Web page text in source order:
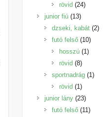
rövid 2424
junior fiú 1313
termék
dzseki, kabát 22
futó felső 1010
termék
hosszú 11
rövid 88
termék
sportnadrág 11
rövid 11
termék
junior lány 2323
termék
futó felső 1111